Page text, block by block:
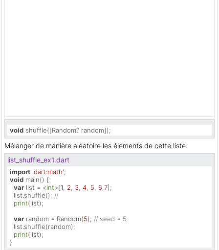
void shuffle([Random? random]);
Mélanger de manière aléatoire les éléments de cette liste.
list_shuffle_ex1.dart
import 'dart:math'
void main() {
var list = <int>[1, 2, 3, 4, 5, 6,7];
  list.shuffle();
//
print(list);
var random = Random(5); // seed = 5
  list.shuffle(random);
print(list);
}